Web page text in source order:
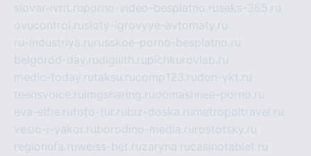
slovar-ivrit.ruporno-video-besplatno.ruseks-365.ru
ovucontrol.rusloty-igrovyye-avtomaty.ru
ru-industriya.ru russkoe-porno-besplatno.ru
belgorod-day.rudigilith.rupichkurovlab.ru
medic-today.rutaksu.rucomp123.rudon-ykt.ru
teensvoice.ru imgsharing.rudomashnee-porno.ru
eva-elfie.rufoto-tur.rubiz-doska.ru metropoltravel.ru
veslo-i-yakor.ruborodino-media.ru rostotsky.ru
regionufa.ruweiss-bet.ruzaryna.rucasinotablet.ru